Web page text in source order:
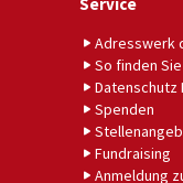
Adresswerk
So finden
Datenschutz
Spenden
Fundraising
Anmeldung